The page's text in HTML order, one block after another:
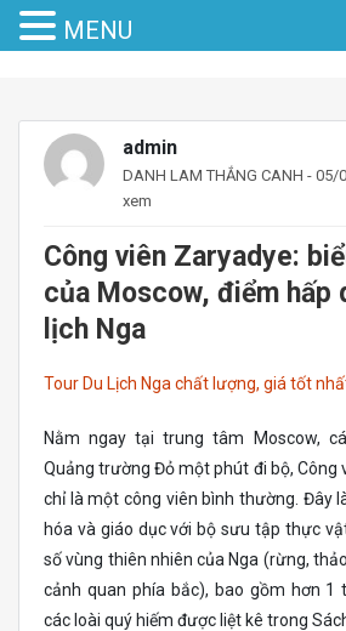
admin
DANH LAM THẮNG CANH - 05/
xem
Công viên Zaryadye:
của Moscow, điểm hấp
lịch Nga
Tour Du Lịch Nga chất lượng, giá tốt
Nằm ngay tại trung tâm Moscow,
Quảng trường Đỏ một phút đi bộ, Công
chỉ là một công viên bình thường. Đây
hóa và giáo dục với bộ sưu tập thực
số vùng thiên nhiên của Nga (rừng,
cảnh quan phía bắc), bao gồm hơn 1
các loài quý hiếm được liệt kê trong
MENU